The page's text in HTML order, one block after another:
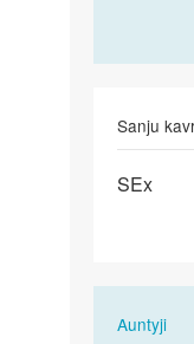
Sanju
SEx
SEx
AuntyjiIn